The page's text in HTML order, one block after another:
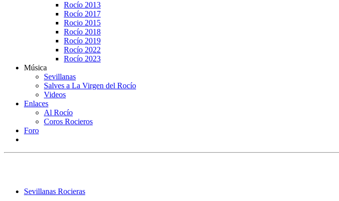
Rocío 2013
Rocío 2017
Rocio 2015
Rocío 2018
Rocío 2019
Rocío 2022
Rocío 2023
Música
Sevillanas
Salves a La Virgen del Rocío
Videos
Enlaces
Al Rocío
Coros Rocieros
Foro
Sevillanas Rocieras